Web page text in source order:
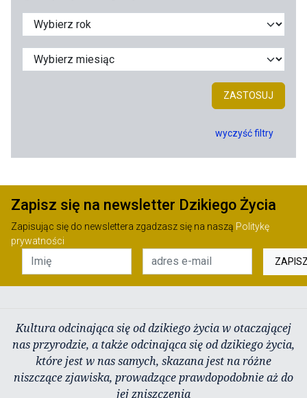
ZASTOSUJ
wyczyść filtry
Zapisz się na newsletter Dzikiego Życia
Zapisując się do newslettera zgadzasz się na naszą Politykę
prywatności
Kultura odcinająca się od dzikiego życia w otaczającej
nas przyrodzie, a także odcinająca się od dzikiego życia,
które jest w nas samych, skazana jest na różne
niszczące zjawiska, prowadzące prawdopodobnie aż do
jej zniszczenia